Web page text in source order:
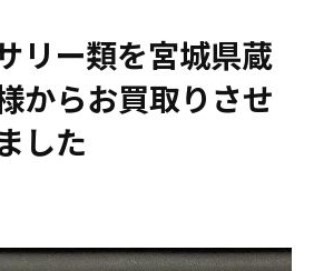
リー類を宮城県蔵
からお買取りさせ
した